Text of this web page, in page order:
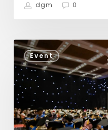
dgm 0
Event